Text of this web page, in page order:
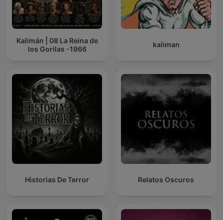
Kalimán | 08 La Reina de
los Gorilas -1966
kaliman
Historias De Terror Relatos Oscuros